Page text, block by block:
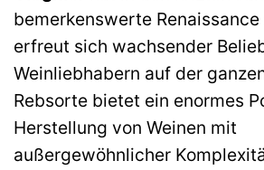
bemerkenswerte
erfreut sich wachsender
Weinliebhabern auf der
Rebsorte bietet ein enormes
Herstellung von Weinen mit
außergewöhnlicher